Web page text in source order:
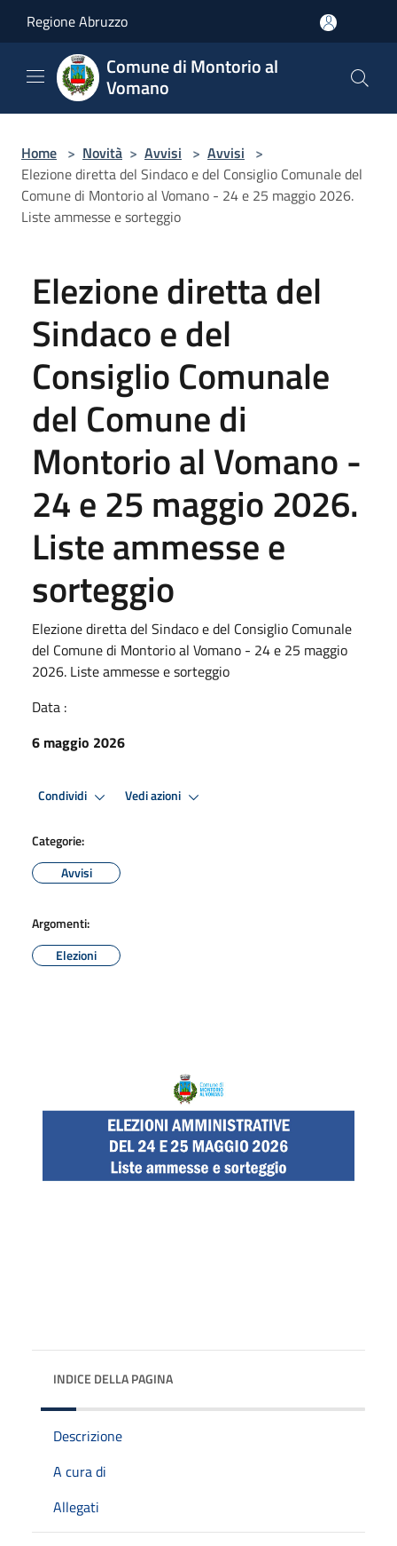
Regione Abruzzo
Comune di Montorio al
Vomano
Home > Novità > Avvisi > Avvisi >
Elezione diretta del Sindaco e del Consiglio Comunale del
Comune di Montorio al Vomano - 24 e 25 maggio 2026.
Liste ammesse e sorteggio
Elezione diretta del
Sindaco e del
Consiglio Comunale
del Comune di
Montorio al Vomano -
24 e 25 maggio 2026.
Liste ammesse e
sorteggio
Elezione diretta del Sindaco e del Consiglio Comunale
del Comune di Montorio al Vomano - 24 e 25 maggio
2026. Liste ammesse e sorteggio
Data :
6 maggio 2026
Condividi Vedi azioni
Categorie:
Avvisi
Argomenti:
Elezioni
INDICE DELLA PAGINA
Descrizione
A cura di
Allegati